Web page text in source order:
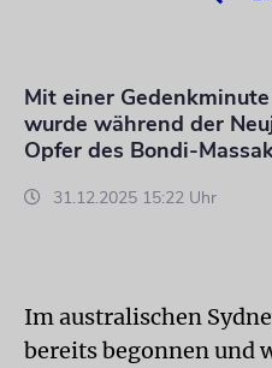
Mit einer
wurde während der
Opfer des Bondi-
31.12.2025 15:22 Uhr
Im australischen
bereits begonnen und